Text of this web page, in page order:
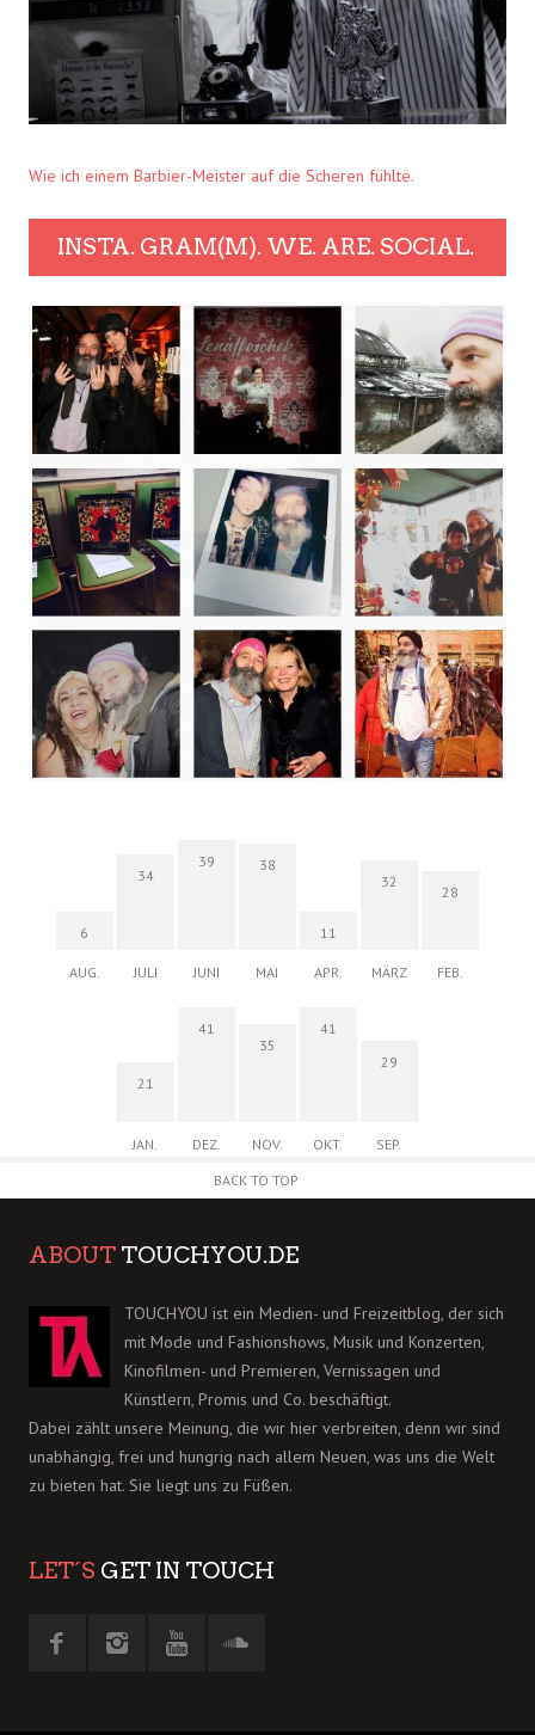
Wie ich einem Barbier-Meister auf die Scheren fühlte.
INSTA. GRAM(M). WE. ARE. SOCIAL.
6
AUG.
34
JULI
39
JUNI
38
MAI
11
APR.
32
MÄRZ
28
FEB.
21
JAN.
41
DEZ.
35
NOV.
41
OKT.
29
SEP.
BACK TO TOP
ABOUT TOUCHYOU.DE
TOUCHYOU ist ein Medien- und Freizeitblog, der sich
mit Mode und Fashionshows, Musik und Konzerten,
Kinofilmen- und Premieren, Vernissagen und
Künstlern, Promis und Co. beschäftigt.
Dabei zählt unsere Meinung, die wir hier verbreiten, denn wir sind
unabhängig, frei und hungrig nach allem Neuen, was uns die Welt
zu bieten hat. Sie liegt uns zu Füßen.
LET´S GET IN TOUCH